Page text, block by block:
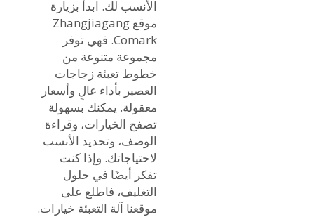
الأنسب لك. ابدأ بزيارة
موقع Zhangjiagang
Comark. فهي توفر
مجموعة متنوعة من
خطوط تعبئة زجاجات
العصير بأداء عالٍ وأسعار
معقولة. يمكنك بسهولة
تصفح الخيارات، وقراءة
الوصف، وتحديد الأنسب
لاحتياجاتك. وإذا كنت
تفكر أيضًا في حلول
التغليف، فاطلع على
موقعناآلة التعبئة خيارات.